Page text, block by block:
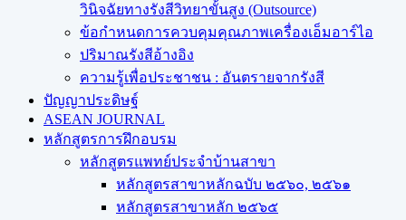
วินิจฉัยทางรังสีวิทยาขั้นสูง (Outsource)
ข้อกำหนดการควบคุมคุณภาพเครื่องเอ็มอาร์ไอ
ปริมาณรังสีอ้างอิง
ความรู้เพื่อประชาชน : อันตรายจากรังสี
ปัญญาประดิษฐ์
ASEAN JOURNAL
หลักสูตรการฝึกอบรม
หลักสูตรแพทย์ประจำบ้านสาขา
หลักสูตรสาขาหลักฉบับ ๒๕๖๐, ๒๕๖๑
หลักสูตรสาขาหลัก ๒๕๖๕